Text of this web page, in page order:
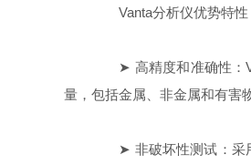
Vanta分析仪优势特性
➤ 高精度和准确性：
量，包括金属、非金属和有害
➤ 非破坏性测试：采用